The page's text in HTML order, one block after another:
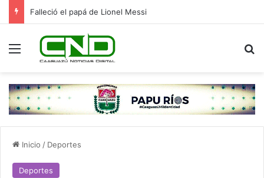
Falleció el papá de Lionel Messi
Menú
Inicio / Deportes
Deportes